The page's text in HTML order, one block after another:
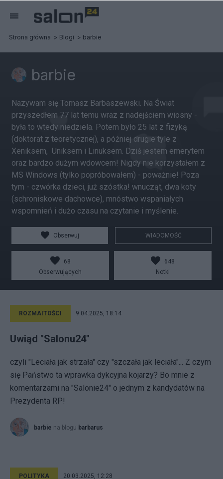
Strona główna Blogi barbie
barbie
Nazywam się Tomasz Barbaszewski. Na Świat
przyszedłem 77 lat temu wraz z nadejściem wiosny -
była to wtedy niedziela. Potem było 25 lat z fizyką
(doktorat z teoretycznej), a później drugie tyle z
Xeniksem, Uniksem i Linuksem. Dziś jestem emerytem
oraz bardzo dużym wdowcem! Nigdy nie korzystałem z
MS Windows (tylko popróbowałem) - poważnie! Poza
tym - czwórka dzieci, już szóstka! wnucząt, dwa koty
(schroniskowe dachowce), mnóstwo wspaniałych
wspomnień i dużo czasu na czytanie i myślenie.
Obserwuj WIADOMOŚĆ
68
Obserwujących
648
Notki
ROZMAITOŚCI 9.04.2025, 18:14
Uwiąd "Salonu24"
czyli "Leciała jak strzała" czy "szczała jak leciała"... Z czym
się Państwo ta wprawka dykcyjna kojarzy? Bo mnie z
komentarzami na "Salonie24" o jednym z kandydatów na
Prezydenta RP!
barbie na blogu barbarus
POLITYKA 20.03.2025, 12:28